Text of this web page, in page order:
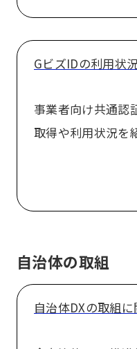
GビズIDの利用状
事業者向け共通認
取得や利用状況を
自治体の取組
自治体DXの取組